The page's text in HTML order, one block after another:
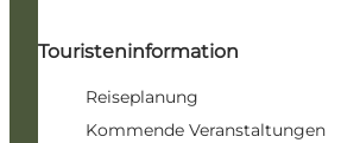
Touristeninformation
Reiseplanung
Kommende Veranstaltungen